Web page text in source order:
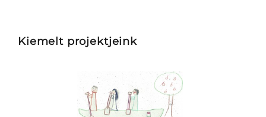
Kiemelt projektjeink